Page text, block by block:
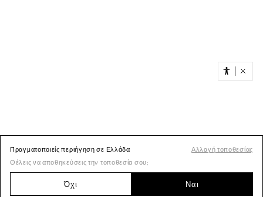
Πραγματοποιείς περιήγηση σε Ελλάδα
Αλλαγή τοποθεσίας
Θέλεις να αποθηκεύσεις την τοποθεσία σου;
Όχι Ναι